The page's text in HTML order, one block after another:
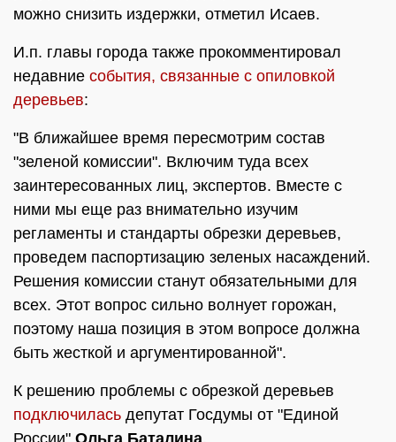
можно снизить издержки, отметил Исаев.
И.п. главы города также прокомментировал
недавние события, связанные с опиловкой
деревьев:
"В ближайшее время пересмотрим состав
"зеленой комиссии". Включим туда всех
заинтересованных лиц, экспертов. Вместе с
ними мы еще раз внимательно изучим
регламенты и стандарты обрезки деревьев,
проведем паспортизацию зеленых насаждений.
Решения комиссии станут обязательными для
всех. Этот вопрос сильно волнует горожан,
поэтому наша позиция в этом вопросе должна
быть жесткой и аргументированной".
К решению проблемы с обрезкой деревьев
подключилась депутат Госдумы от "Единой
России" Ольга Баталина.